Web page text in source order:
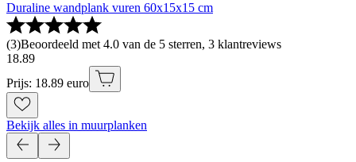
Duraline wandplank vuren 60x15x15 cm
(3)Beoordeeld met 4.0 van de 5 sterren, 3 klantreviews
18.89
Prijs: 18.89 euro
Bekijk alles in muurplanken